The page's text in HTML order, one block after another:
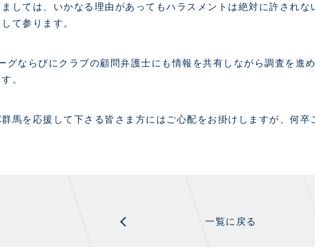
スクール会員規約
しては、いかなる理由があってもハラスメントは絶対に許され
て参ります。
グならびにクラブの顧問弁護士にも情報を共有しながら調査を進
。
馬を応援して下さる皆さま方にはご心配をお掛けしますが、何卒
一覧に戻る